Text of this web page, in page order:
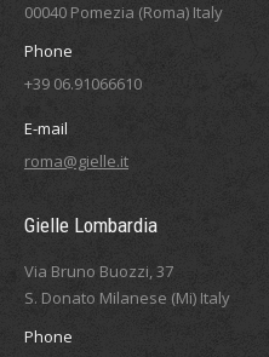
00040 Pomezia (Roma) Italy
Phone
+39 06.91066610
E-mail
roma@gielle.it
Gielle Lombardia
Via Bruno Buozzi, 37
S. Donato Milanese (Mi) Italy
Phone